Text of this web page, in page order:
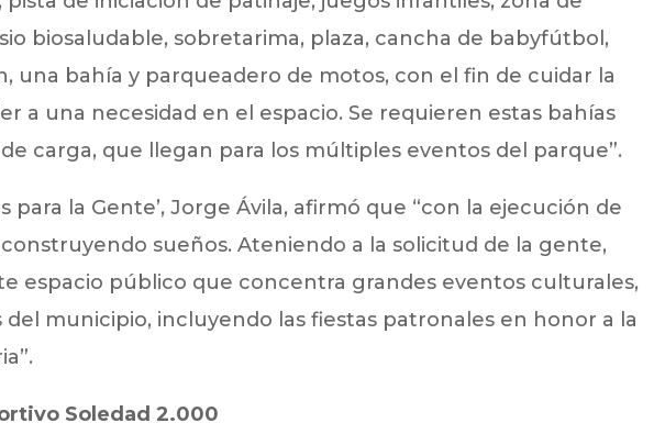
biosaludable, sobretarima, plaza, cancha de babyfútbol,
una bahía y parqueadero de motos, con el fin de cuidar la
a una necesidad en el espacio. Se requieren estas bahías
carga, que llegan para los múltiples eventos del parque”.
para la Gente’, Jorge Ávila, afirmó que “con la ejecución de
sueños. Ateniendo a la solicitud de la gente,
espacio público que concentra grandes eventos culturales,
del municipio, incluyendo las fiestas patronales en honor a la
Soledad 2.000